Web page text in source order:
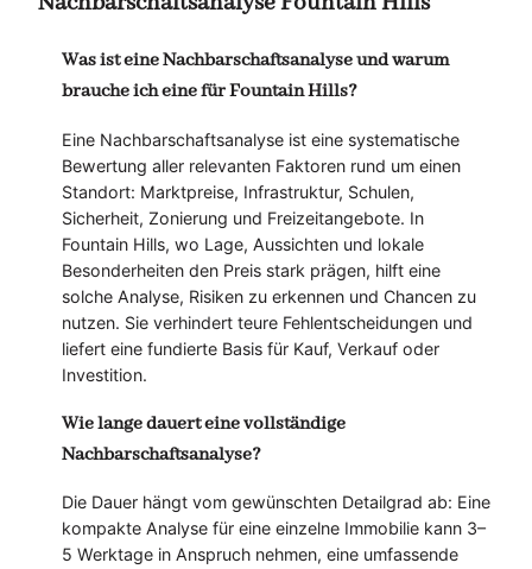
Was ist eine Nachbarschaftsanalyse und warum
brauche ich eine für Fountain Hills?
Eine Nachbarschaftsanalyse ist eine systematische
Bewertung aller relevanten Faktoren rund um einen
Standort: Marktpreise, Infrastruktur, Schulen,
Sicherheit, Zonierung und Freizeitangebote. In
Fountain Hills, wo Lage, Aussichten und lokale
Besonderheiten den Preis stark prägen, hilft eine
solche Analyse, Risiken zu erkennen und Chancen zu
nutzen. Sie verhindert teure Fehlentscheidungen und
liefert eine fundierte Basis für Kauf, Verkauf oder
Investition.
Wie lange dauert eine vollständige
Nachbarschaftsanalyse?
Die Dauer hängt vom gewünschten Detailgrad ab: Eine
kompakte Analyse für eine einzelne Immobilie kann 3–
5 Werktage in Anspruch nehmen, eine umfassende